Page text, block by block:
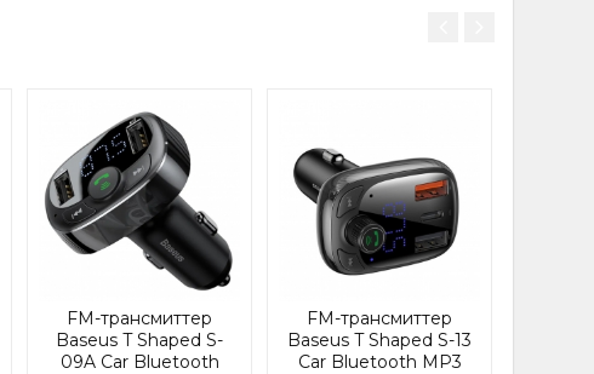
FM-трансмиттер
Baseus T Shaped S-
09A Car Bluetooth
FM-трансмиттер
Baseus T Shaped S-13
Car Bluetooth MP3